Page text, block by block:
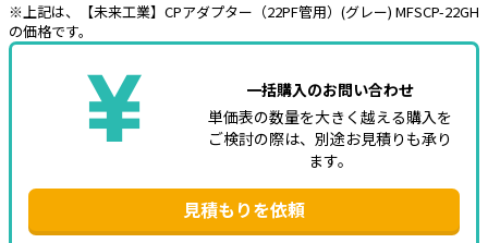
※上記は、【未来工業】CPアダプター（22PF管用）(グレー) MFSCP-22GH
の価格です。
一括購入のお問い合わせ
単価表の数量を大きく越える購入を
ご検討の際は、別途お見積りも承り
ます。
見積もりを依頼